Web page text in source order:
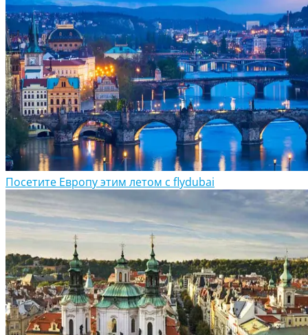
Посетите Европу этим летом с flydubai